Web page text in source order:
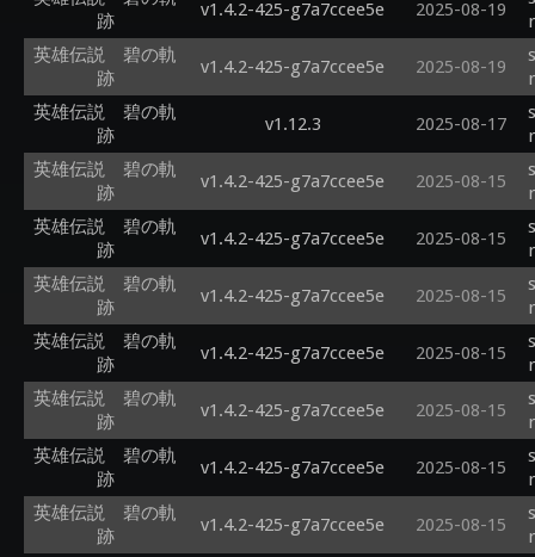
跡
v1.4.2-425-g7a7ccee5e 2025-08-19
英雄伝説 碧の軌
跡
v1.4.2-425-g7a7ccee5e 2025-08-19
英雄伝説 碧の軌
跡
v1.12.3 2025-08-17
英雄伝説 碧の軌
跡
v1.4.2-425-g7a7ccee5e 2025-08-15
英雄伝説 碧の軌
跡
v1.4.2-425-g7a7ccee5e 2025-08-15
英雄伝説 碧の軌
跡
v1.4.2-425-g7a7ccee5e 2025-08-15
英雄伝説 碧の軌
跡
v1.4.2-425-g7a7ccee5e 2025-08-15
英雄伝説 碧の軌
跡
v1.4.2-425-g7a7ccee5e 2025-08-15
英雄伝説 碧の軌
跡
v1.4.2-425-g7a7ccee5e 2025-08-15
英雄伝説 碧の軌
跡
v1.4.2-425-g7a7ccee5e 2025-08-15